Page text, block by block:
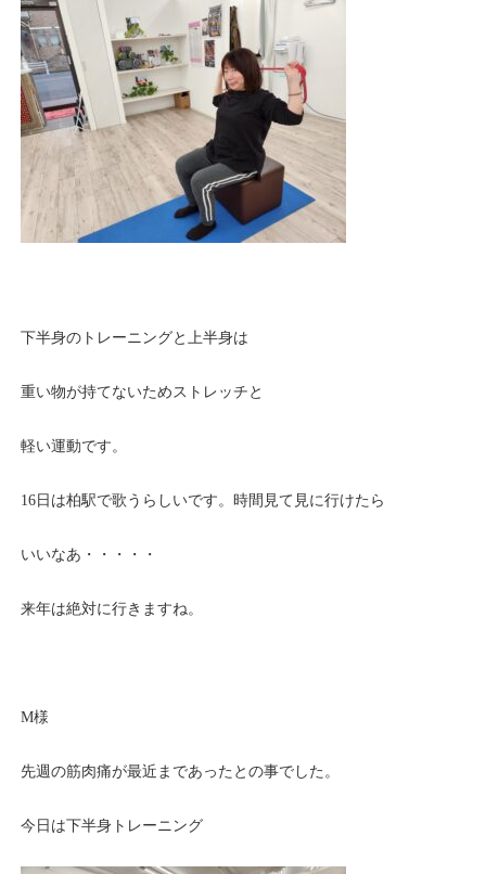
下半身のトレーニングと上半身は
重い物が持てないためストレッチと
軽い運動です。
16日は柏駅で歌うらしいです。時間見て見に行けたら
いいなあ・・・・・
来年は絶対に行きますね。
M様
先週の筋肉痛が最近まであったとの事でした。
今日は下半身トレーニング